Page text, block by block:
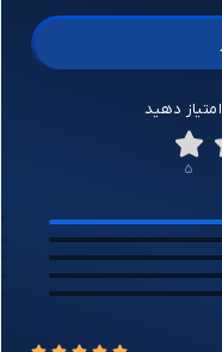
5
2
0
0
0
0